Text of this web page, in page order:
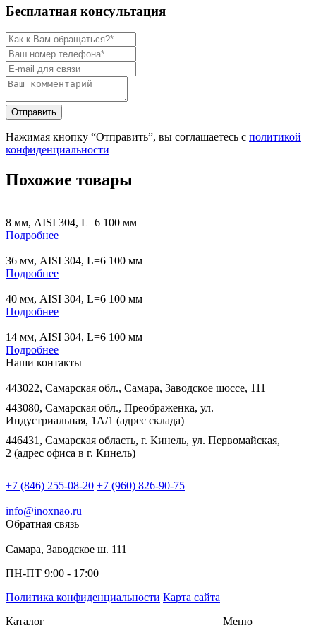
Бесплатная консультация
Нажимая кнопку “Отправить”, вы соглашаетесь с политикой
конфиденциальности
Похожие товары
8 мм, AISI 304, L=6 100 мм
Подробнее
36 мм, AISI 304, L=6 100 мм
Подробнее
40 мм, AISI 304, L=6 100 мм
Подробнее
14 мм, AISI 304, L=6 100 мм
Подробнее
Наши контакты
443022, Самарская обл., Самара, Заводское шоссе, 111
443080, Самарская обл., Преображенка, ул.
Индустриальная, 1А/1 (адрес склада)
446431, Самарская область, г. Кинель, ул. Первомайская,
2 (адрес офиса в г. Кинель)
+7 (846) 255-08-20 +7 (960) 826-90-75
info@inoxnao.ru
Обратная связь
Самара, Заводское ш. 111
ПН-ПТ 9:00 - 17:00
Политика конфиденциальности Карта сайта
Каталог
Меню